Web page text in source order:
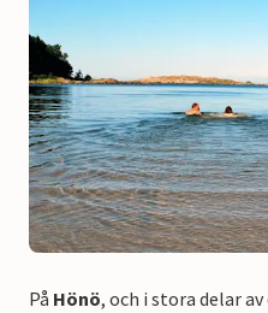
På Hönö, och i stora delar